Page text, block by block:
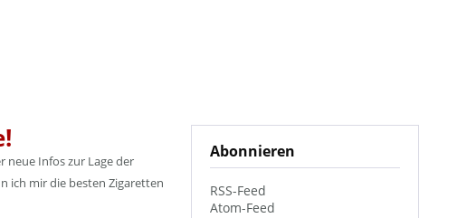
Abonnieren
RSS-Feed
Atom-Feed
neue Infos zur Lage der
ich mir die besten Zigaretten